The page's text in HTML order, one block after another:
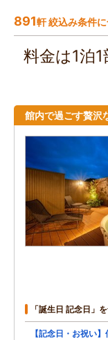
891軒 絞込み条件
料金は1泊
館内で過ごす贅沢
「誕生日 記念日」
【記念日・お祝い